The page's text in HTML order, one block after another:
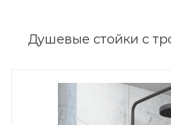
Душевые стойки с